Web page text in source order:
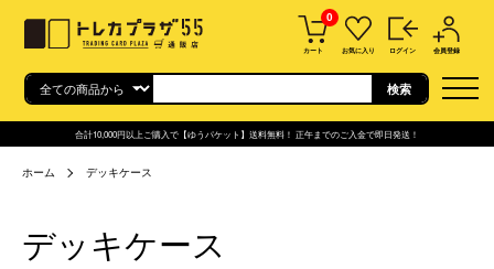
0
カート お気に入り ログイン 会員登録
合計10,000円以上ご購入で【ゆうパケット】送料無料！ 正午までのご入金で即日発送！
ホーム デッキケース
デッキケース